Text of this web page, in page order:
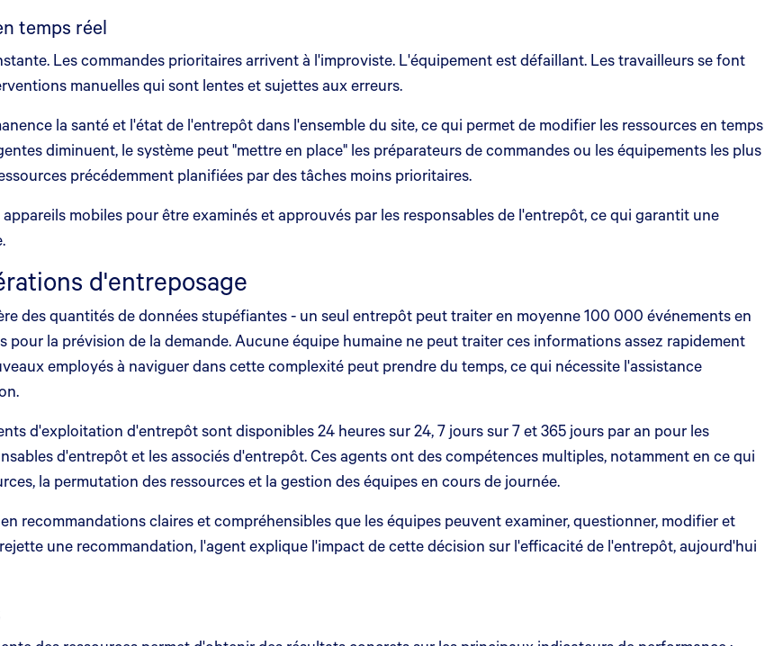
temps réel
Les commandes prioritaires arrivent à l'improviste. L'équipement est défaillant. Les travailleurs se font
manuelles qui sont lentes et sujettes aux erreurs.
la santé et l'état de l'entrepôt dans l'ensemble du site, ce qui permet de modifier les ressources en temps
diminuent, le système peut "mettre en place" les préparateurs de commandes ou les équipements les plus
précédemment planifiées par des tâches moins prioritaires.
mobiles pour être examinés et approuvés par les responsables de l'entrepôt, ce qui garantit une
d'entreposage
des quantités de données stupéfiantes - un seul entrepôt peut traiter en moyenne 100 000 événements en
la prévision de la demande. Aucune équipe humaine ne peut traiter ces informations assez rapidement
employés à naviguer dans cette complexité peut prendre du temps, ce qui nécessite l'assistance
d'exploitation d'entrepôt sont disponibles 24 heures sur 24, 7 jours sur 7 et 365 jours par an pour les
d'entrepôt et les associés d'entrepôt. Ces agents ont des compétences multiples, notamment en ce qui
la permutation des ressources et la gestion des équipes en cours de journée.
recommandations claires et compréhensibles que les équipes peuvent examiner, questionner, modifier et
une recommandation, l'agent explique l'impact de cette décision sur l'efficacité de l'entrepôt, aujourd'hui